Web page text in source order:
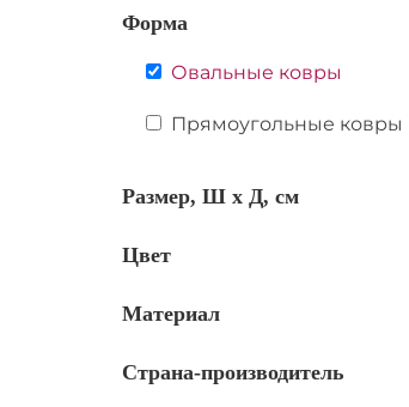
Форма
Овальные ковры
Прямоугольные ковры
Размер, Ш х Д, см
Цвет
Материал
Страна-производитель